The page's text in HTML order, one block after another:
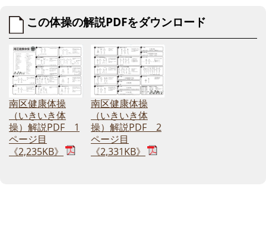
この体操の解説PDFをダウンロード
南区健康体操
（いきいき体
操）解説PDF 1
ページ目
《2,235KB》
南区健康体操
（いきいき体
操）解説PDF 2
ページ目
《2,331KB》